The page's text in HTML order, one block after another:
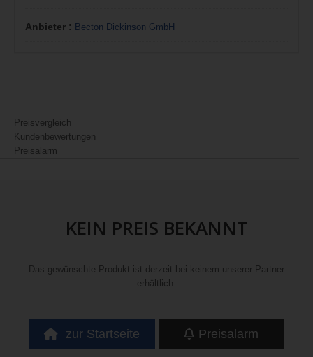
Anbieter : Becton Dickinson GmbH
Preisvergleich
Kundenbewertungen
Preisalarm
KEIN PREIS BEKANNT
Das gewünschte Produkt ist derzeit bei keinem unserer Partner
erhältlich.
zur Startseite Preisalarm